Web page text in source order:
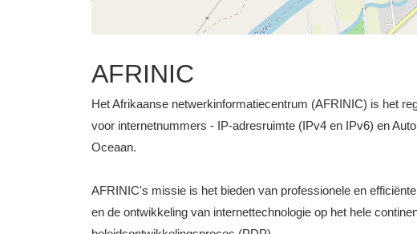
AFRINIC
Het Afrikaanse netwerkinformatiecentrum (AFRINIC) is het
voor internetnummers - IP-adresruimte (IPv4 en IPv6) en
Oceaan.
AFRINIC's missie is het bieden van professionele en
en de ontwikkeling van internettechnologie op het hele